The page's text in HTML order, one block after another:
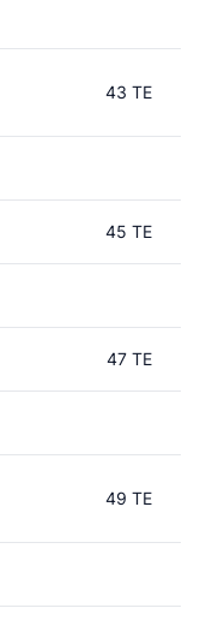
43 TE
45 TE
47 TE
49 TE